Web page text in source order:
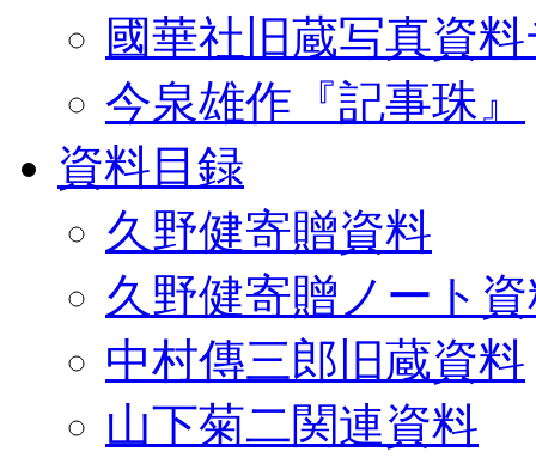
國華社旧蔵写真資
今泉雄作『記事珠』
資料目録
久野健寄贈資料
久野健寄贈ノート
中村傳三郎旧蔵資料
山下菊二関連資料